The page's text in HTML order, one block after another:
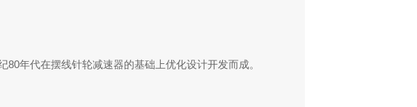
年代在摆线针轮减速器的基础上优化设计开发而成。